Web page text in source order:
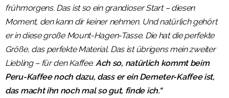
frühmorgens. Das ist so ein grandioser Start – diesen
Moment, den kann dir keiner nehmen. Und natürlich gehört
er in diese große Mount-Hagen-Tasse. Die hat die perfekte
Größe, das perfekte Material. Das ist übrigens mein zweiter
Liebling – für den Kaffee. Ach so, natürlich kommt beim
Peru-Kaffee noch dazu, dass er ein Demeter-Kaffee ist,
das macht ihn noch mal so gut, finde ich.“